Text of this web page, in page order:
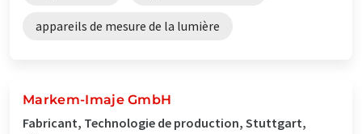
appareils de mesure de la lumière
Markem-Imaje GmbH
Fabricant, Technologie de production, Stuttgart,